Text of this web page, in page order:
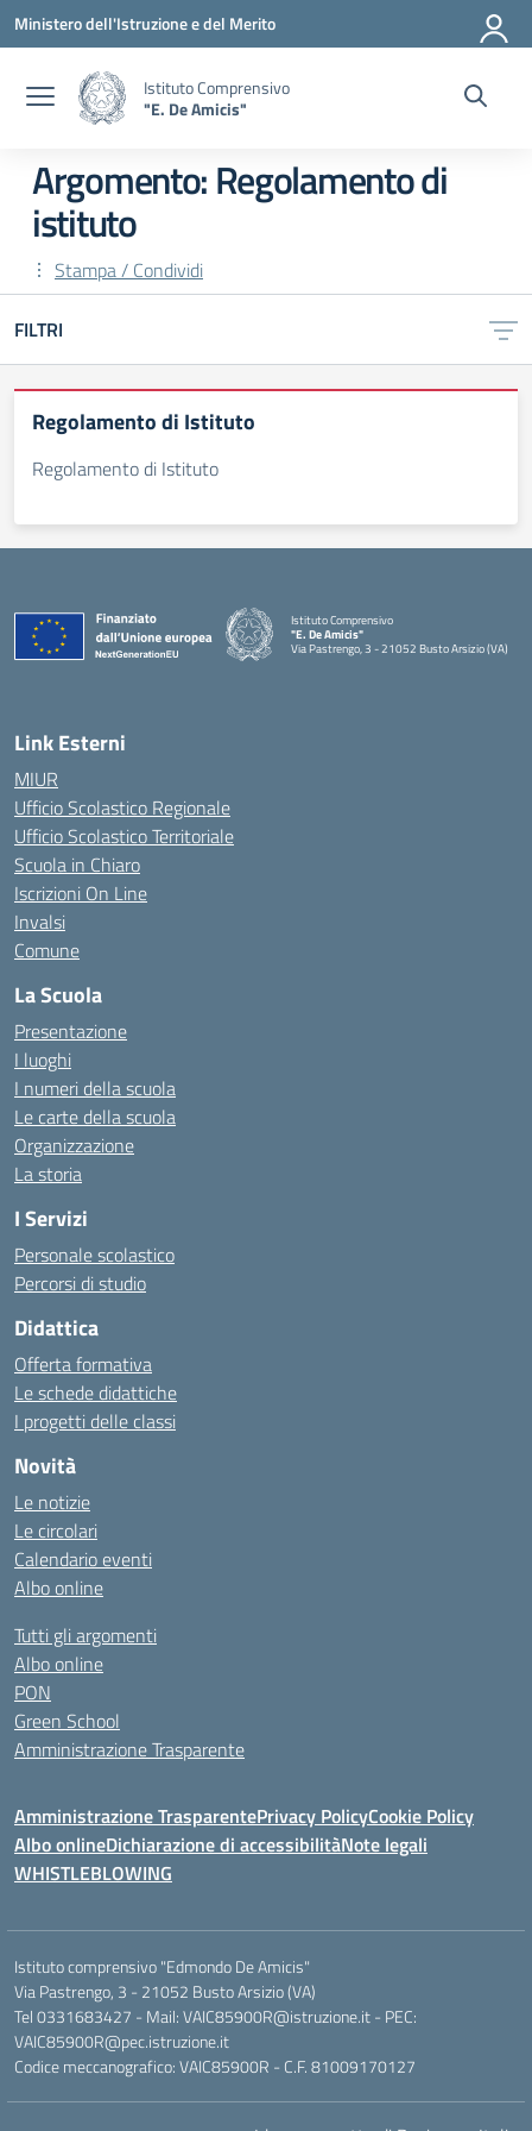
Vai ai contenuti
Vai al menu di navigazione
Vai al footer
Ministero dell'Istruzione e del Merito
Istituto Comprensivo
"E. De Amicis"
Argomento: Regolamento di
istituto
Stampa / Condividi
FILTRI
Regolamento di Istituto
Regolamento di Istituto
Istituto Comprensivo
"E. De Amicis"
Via Pastrengo, 3 - 21052 Busto Arsizio (VA)
Link Esterni
MIUR
Ufficio Scolastico Regionale
Ufficio Scolastico Territoriale
Scuola in Chiaro
Iscrizioni On Line
Invalsi
Comune
La Scuola
Presentazione
I luoghi
I numeri della scuola
Le carte della scuola
Organizzazione
La storia
I Servizi
Personale scolastico
Percorsi di studio
Didattica
Offerta formativa
Le schede didattiche
I progetti delle classi
Novità
Le notizie
Le circolari
Calendario eventi
Albo online
Tutti gli argomenti
Albo online
PON
Green School
Amministrazione Trasparente
Amministrazione TrasparentePrivacy PolicyCookie Policy
Albo onlineDichiarazione di accessibilitàNote legali
WHISTLEBLOWING
Istituto comprensivo "Edmondo De Amicis"
Via Pastrengo, 3 - 21052 Busto Arsizio (VA)
Tel 0331683427 - Mail: VAIC85900R@istruzione.it - PEC:
VAIC85900R@pec.istruzione.it
Codice meccanografico: VAIC85900R - C.F. 81009170127